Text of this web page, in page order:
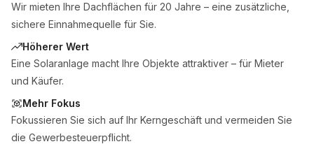
Wir mieten Ihre Dachflächen für 20 Jahre – eine zusätzliche,
sichere Einnahmequelle für Sie.
Höherer Wert
Eine Solaranlage macht Ihre Objekte attraktiver – für Mieter
und Käufer.
Mehr Fokus
Fokussieren Sie sich auf Ihr Kerngeschäft und vermeiden Sie
die Gewerbesteuerpflicht.